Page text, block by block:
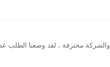
والشركة محترفة ، لقد وضعنا الطلب